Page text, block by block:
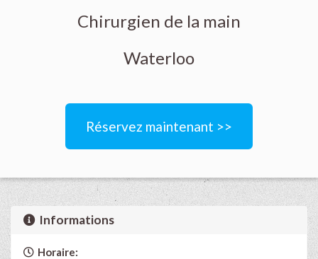
Chirurgien de la main
Waterloo
Réservez maintenant >>
Informations
Horaire: